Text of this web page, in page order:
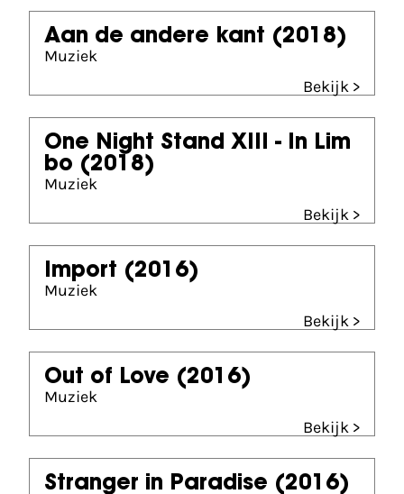
Aan de andere kant (2018)
Muziek
Bekijk >
One Night Stand XIII - In Lim
bo (2018)
Muziek
Bekijk >
Import (2016)
Muziek
Bekijk >
Out of Love (2016)
Muziek
Bekijk >
Stranger in Paradise (2016)